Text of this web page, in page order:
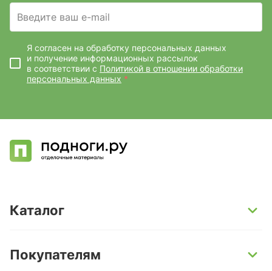
Введите ваш e-mail
Я согласен на обработку персональных данных
и получение информационных рассылок
в соответствии с Политикой в отношении обработки
персональных данных *
Каталог
Кварц-винил и LVT-плитка
Покупателям